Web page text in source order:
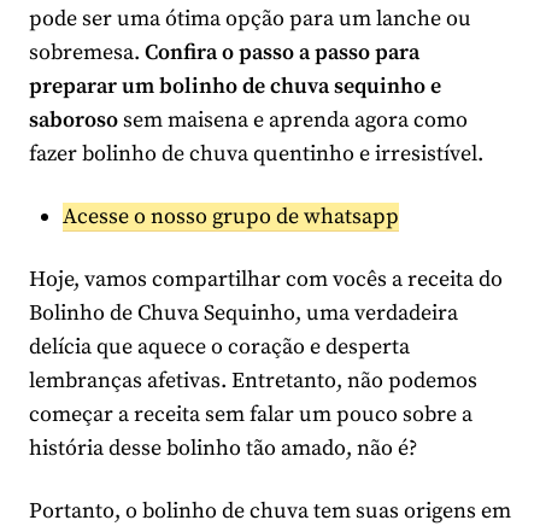
pode ser uma ótima opção para um lanche ou
sobremesa. Confira o passo a passo para
preparar um bolinho de chuva sequinho e
saborososem maisena e aprenda agora como
fazer bolinho de chuva quentinho e irresistível.
Acesse o nosso grupo de whatsapp
Hoje, vamos compartilhar com vocês a receita do
Bolinho de Chuva Sequinho, uma verdadeira
delícia que aquece o coração e desperta
lembranças afetivas. Entretanto, não podemos
começar a receita sem falar um pouco sobre a
história desse bolinho tão amado, não é?
Portanto, o bolinho de chuva tem suas origens em